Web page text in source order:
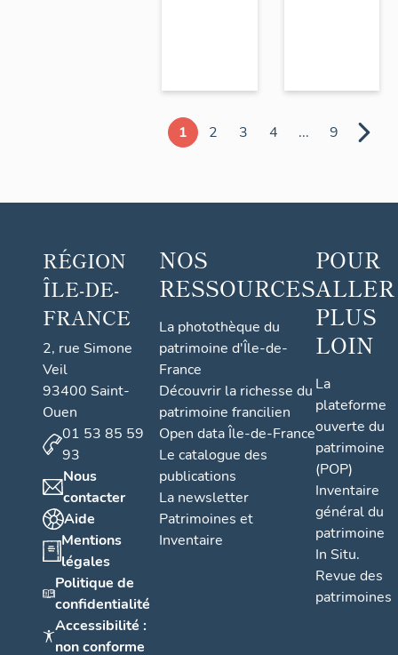
1 2 3 4 ... 9
RÉGION
ÎLE-DE-
FRANCE
2, rue Simone
Veil
93400 Saint-
Ouen
01 53 85 59
93
Nous
contacter
Aide
Mentions
légales
Politique de
confidentialité
Accessibilité :
non conforme
NOS
RESSOURCES
La photothèque du
patrimoine d'Île-de-
France
Découvrir la richesse du
patrimoine francilien
Open data Île-de-France
Le catalogue des
publications
La newsletter
Patrimoines et
Inventaire
POUR
ALLER
PLUS
LOIN
La
plateforme
ouverte du
patrimoine
(POP)
Inventaire
général du
patrimoine
In Situ.
Revue des
patrimoines